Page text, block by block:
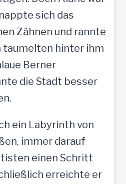
sich das
Zähnen und rannte
taumelten hinter ihm
Berner
die Stadt besser
ein Labyrinth von
immer darauf
einen Schritt
erreichte er